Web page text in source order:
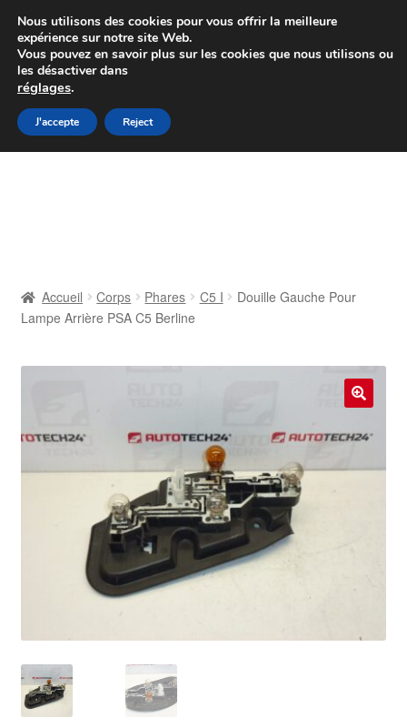
Colissimo livraison à partir de 7 EUR
Du lundi au vendredi de 9 h à 16 h
Aller
à
Aller
au
Contact
Livraison
Mon compte
Politique de confidentialité
Procédure de Réclamation
Accueil Corps Phares C5 I
Douille Gauche Pour
Lampe Arrière PSA C5 Berline
Nous utilisons des cookies pour vous offrir la meilleure
expérience sur notre site Web.
Vous pouvez en savoir plus sur les cookies que nous utilisons ou
les désactiver dans
réglages.
J'accepte Reject